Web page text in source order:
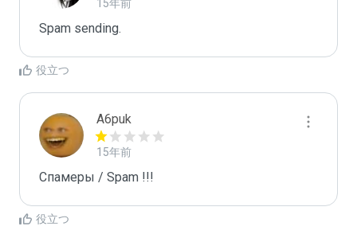
15年前
Spam sending.
役立つ
A6puk
15年前
Спамеры / Spam !!!
役立つ